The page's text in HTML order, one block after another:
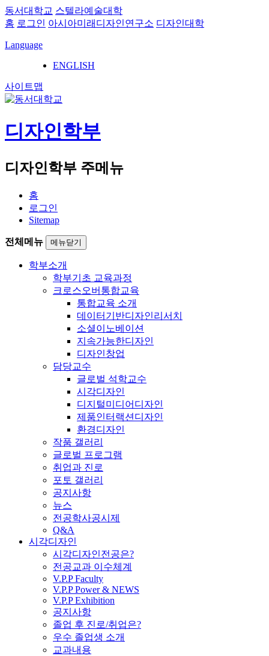
동서대학교 스텔라예술대학
홈 로그인 아시아미래디자인연구소 디자인대학
Language
ENGLISH
사이트맵
디자인학부
디자인학부 주메뉴
홈
로그인
Sitemap
전체메뉴 메뉴닫기
학부소개
학부기초 교육과정
크로스오버통합교육
통합교육 소개
데이터기반디자인리서치
소셜이노베이션
지속가능한디자인
디자인창업
담당교수
글로벌 석학교수
시각디자인
디지털미디어디자인
제품인터랙션디자인
환경디자인
작품 갤러리
글로벌 프로그램
취업과 진로
포토 갤러리
공지사항
뉴스
전공학사공시제
Q&A
시각디자인
시각디자인전공은?
전공교과 이수체계
V.P.P Faculty
V.P.P Power & NEWS
V.P.P Exhibition
공지사항
졸업 후 진로/취업은?
우수 졸업생 소개
교과내용